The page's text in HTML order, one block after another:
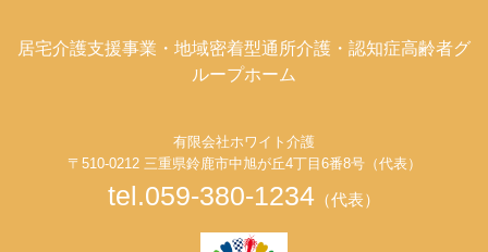
居宅介護支援事業・地域密着型通所介護・認知症高齢者グ
ループホーム
有限会社ホワイト介護
〒510-0212 三重県鈴鹿市中旭が丘4丁目6番8号（代表）
tel.059-380-1234 （代表）